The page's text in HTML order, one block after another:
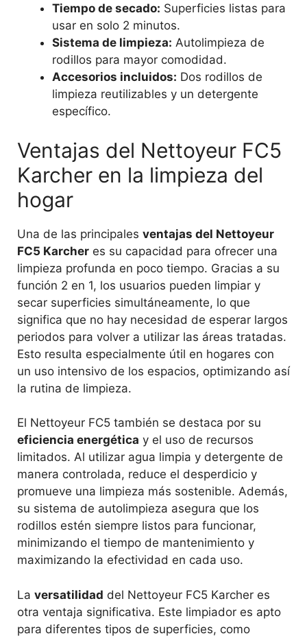
Tiempo de secado: Superficies listas para
usar en solo 2 minutos.
Sistema de limpieza: Autolimpieza de
rodillos para mayor comodidad.
Accesorios incluidos: Dos rodillos de
limpieza reutilizables y un detergente
específico.
Ventajas del Nettoyeur FC5
Karcher en la limpieza del
hogar
Una de las principales ventajas del Nettoyeur
FC5 Karcher es su capacidad para ofrecer una
limpieza profunda en poco tiempo. Gracias a su
función 2 en 1, los usuarios pueden limpiar y
secar superficies simultáneamente, lo que
significa que no hay necesidad de esperar largos
periodos para volver a utilizar las áreas tratadas.
Esto resulta especialmente útil en hogares con
un uso intensivo de los espacios, optimizando así
la rutina de limpieza.
El Nettoyeur FC5 también se destaca por su
eficiencia energética y el uso de recursos
limitados. Al utilizar agua limpia y detergente de
manera controlada, reduce el desperdicio y
promueve una limpieza más sostenible. Además,
su sistema de autolimpieza asegura que los
rodillos estén siempre listos para funcionar,
minimizando el tiempo de mantenimiento y
maximizando la efectividad en cada uso.
La versatilidad del Nettoyeur FC5 Karcher es
otra ventaja significativa. Este limpiador es apto
para diferentes tipos de superficies, como